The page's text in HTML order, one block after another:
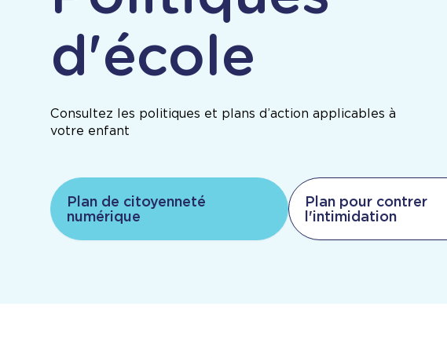
d'école
Consultez les politiques et plans d’action applicables à
votre enfant
Plan de citoyenneté
numérique
Plan pour contrer
l'intimidation